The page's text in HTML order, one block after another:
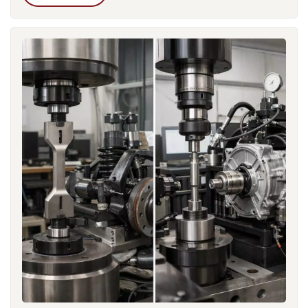
التقادم الحراري.نايلون مقوى بالألياف الزجاجية يُضيف هذا بُعدًا جديدًا
قد تضعف منطقة التماس بين الألياف والمادة الأساسية، مما يؤثر على
مقاومة الإجهاد والسلامة الهيكلية. غالبًا ما يكشف الفحص المجهري
لأسطح الكسر عن انسحاب الألياف بعد التقادم، مما يدل على تدهور
منطقة التماس. يمكن أن توفر هذه الملاحظات أدلة قيّمة قد تغفلها
الاختبارات الميكانيكية التقليدية.ثمة مشكلة عملية أخرى تنشأ عندما
يقوم المهندسون بمقارنة نتائج التقادم من مختبرات مختلفة.يمكن أن
تؤثر الاختلافات في سُمك العينة، وطريقة تحضيرها، وظروف التقادم،
بشكل كبير على نتائج الاختبار. فعلى سبيل المثال، يكون انتشار
الأكسجين عبر العينات السميكة أبطأ، مما قد يُغير معدل التدهور
الظاهري. ولإجراء مقارنة ذات مغزى، يجب إجراء اختبارات التقادم
في ظل ظروف ثابتة.غالباً ما يكمل مهندسو المواد ذوو الخبرة
اختبارات التقادم الحراري القياسية بالتحقق من صحة التطبيقات
المحددة. في مجال تطوير السيارات، تُجرى اختبارات التدوير الحراري
أو اختبارات التقادم الحراري الرطوبي المشترك بشكل شائع لمحاكاة
بيئات الخدمة الحقيقية. ورغم أن هذه الاختبارات تتطلب موارد إضافية،
إلا أنها توفر تنبؤًا أكثر موثوقية بالمتانة على المدى الطويل.أخيرًا،
يتطلب التفسير الصحيح لنتائج التقادم الحراري للنايلون إطار تقييم